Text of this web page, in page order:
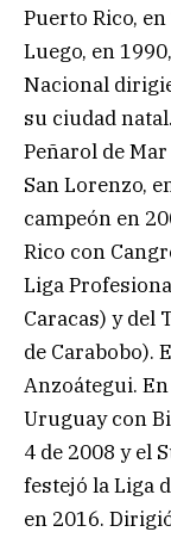
Puerto Rico,
Luego, en
Nacional
su ciudad
Peñarol de
San Lorenzo,
campeón en
Rico con
Liga
Caracas) y del
de Carabobo).
Anzoátegui.
Uruguay con
4 de 2008 y el
festejó la Liga
en 2016.